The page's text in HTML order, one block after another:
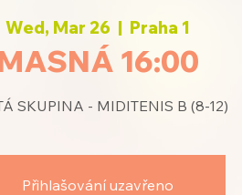
Wed, Mar 26
  |
Praha 1
16:00
SKUPINA - MIDITENIS B (8-12)
Přihlašování uzavřeno